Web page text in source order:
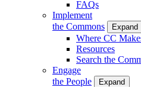
FAQs
Implement
the Commons
Expand
Where CC
Resources
Search the
Engage
the People
Expand